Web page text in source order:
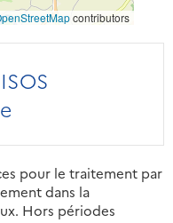
contributors
pour le traitement par
dans la
Hors périodes